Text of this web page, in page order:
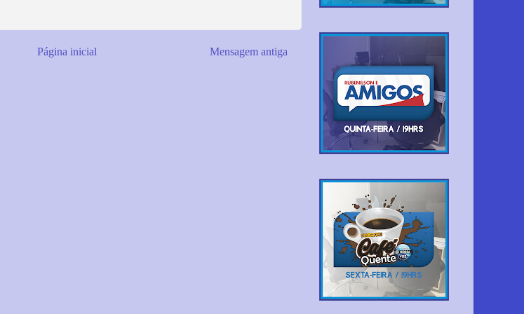
Mensagem antiga
Página inicial